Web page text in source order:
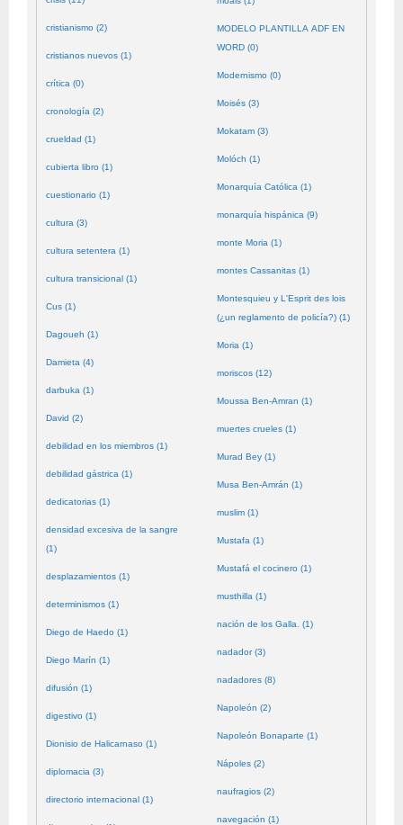
cristianismo (2)
cristianos nuevos (1)
crítica (0)
cronología (2)
crueldad (1)
cubierta libro (1)
cuestionario (1)
cultura (3)
cultura setentera (1)
cultura transicional (1)
Cus (1)
Dagoueh (1)
Damieta (4)
darbuka (1)
David (2)
debilidad en los miembros (1)
debilidad gástrica (1)
dedicatorias (1)
densidad excesiva de la sangre
(1)
desplazamientos (1)
determinismos (1)
Diego de Haedo (1)
Diego Marín (1)
difusión (1)
digestivo (1)
Dionisio de Halicarnaso (1)
diplomacia (3)
directorio internacional (1)
MODELO PLANTILLA ADF EN
WORD (0)
Modernismo (0)
Moisés (3)
Mokatam (3)
Molóch (1)
Monarquía Católica (1)
monarquía hispánica (9)
monte Moria (1)
montes Cassanitas (1)
Montesquieu y L'Esprit des lois
(¿un reglamento de policía?) (1)
Moria (1)
moriscos (12)
Moussa Ben-Amran (1)
muertes crueles (1)
Murad Bey (1)
Musa Ben-Amrán (1)
muslim (1)
Mustafa (1)
Mustafá el cocinero (1)
musthilla (1)
nación de los Galla. (1)
nadador (3)
nadadores (8)
Napoleón (2)
Napoleón Bonaparte (1)
Nápoles (2)
naufragios (2)
navegación (1)